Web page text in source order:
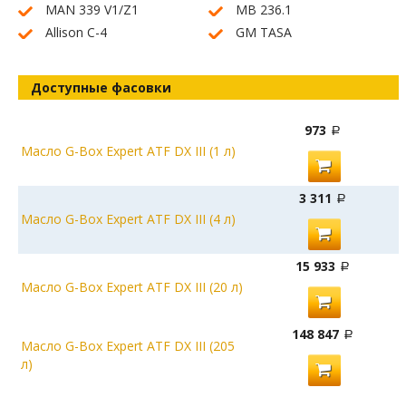
MAN 339 V1/Z1
MB 236.1
Allison C-4
GM TASA
Доступные фасовки
Масло G-Box Expert ATF DX III (1 л)
973
Масло G-Box Expert ATF DX III (4 л)
3 311
Масло G-Box Expert ATF DX III (20 л)
15 933
Масло G-Box Expert ATF DX III (205
л)
148 847